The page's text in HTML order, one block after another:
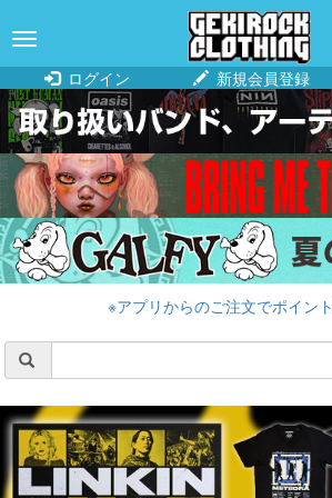
navigation
ログイン
新規会員登録
※アプリからのご注文でポイント